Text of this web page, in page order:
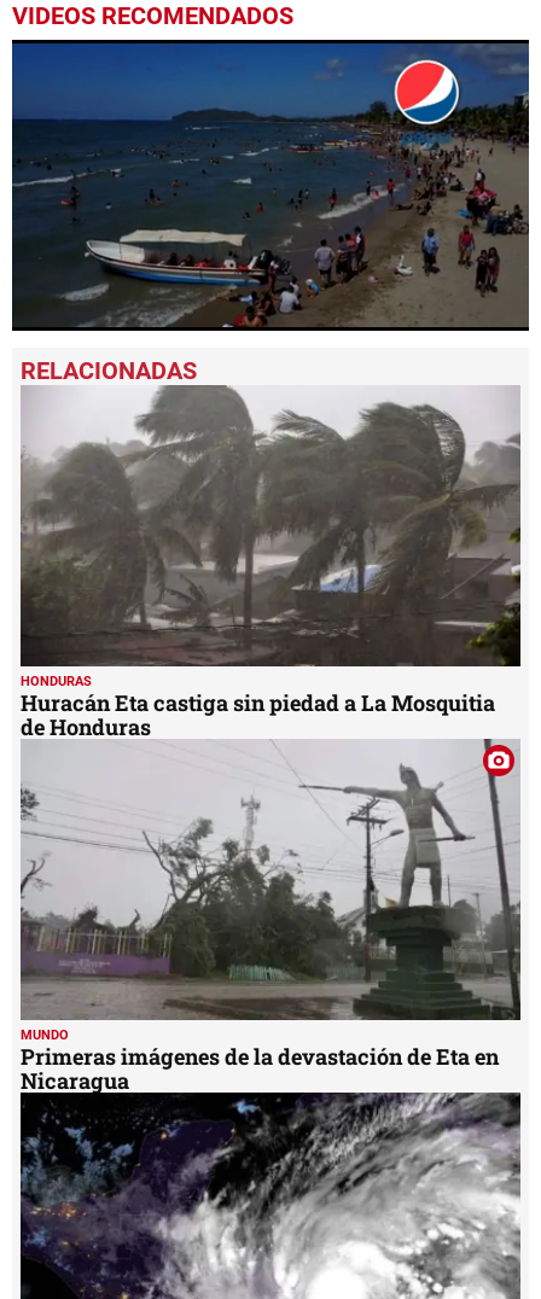
VIDEOS RECOMENDADOS
seconds
of
seconds
HONDURAS
Huracán Eta castiga sin piedad a La Mosquitia
de Honduras
MUNDO
Primeras imágenes de la devastación de Eta en
Nicaragua